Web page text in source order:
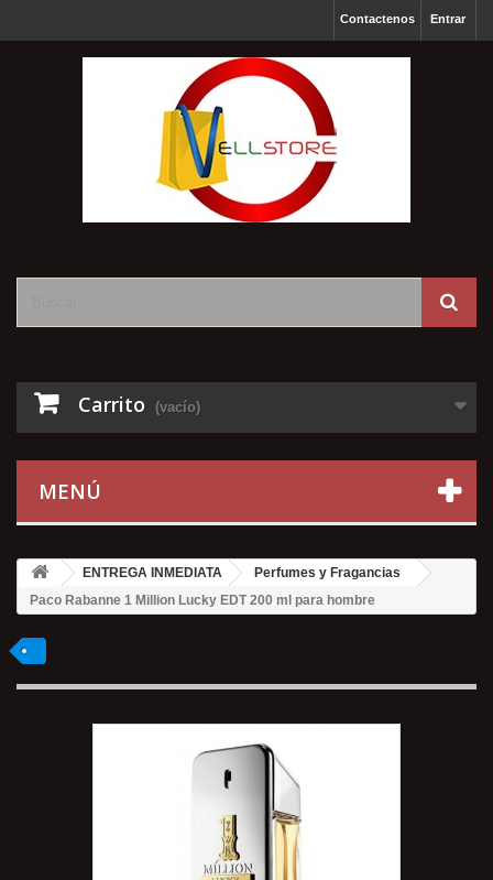
Entrar
Contactenos
Carrito (vacío)
MENÚ
ENTREGA INMEDIATA
Perfumes y Fragancias
Paco Rabanne 1 Million Lucky EDT 200 ml para hombre